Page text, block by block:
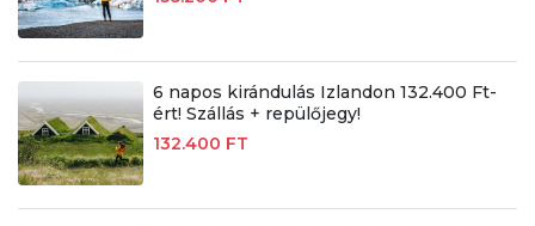
6 napos kirándulás Izlandon 132.400 Ft-
ért! Szállás + repülőjegy!
132.400 FT